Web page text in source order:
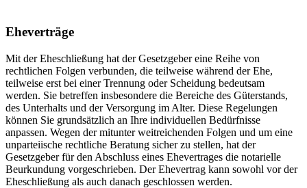
Eheverträge
Mit der Eheschließung hat der Gesetzgeber eine Reihe von
rechtlichen Folgen verbunden, die teilweise während der Ehe,
teilweise erst bei einer Trennung oder Scheidung bedeutsam
werden. Sie betreffen insbesondere die Bereiche des Güterstands,
des Unterhalts und der Versorgung im Alter. Diese Regelungen
können Sie grundsätzlich an Ihre individuellen Bedürfnisse
anpassen. Wegen der mitunter weitreichenden Folgen und um eine
unparteiische rechtliche Beratung sicher zu stellen, hat der
Gesetzgeber für den Abschluss eines Ehevertrages die notarielle
Beurkundung vorgeschrieben. Der Ehevertrag kann sowohl vor der
Eheschließung als auch danach geschlossen werden.